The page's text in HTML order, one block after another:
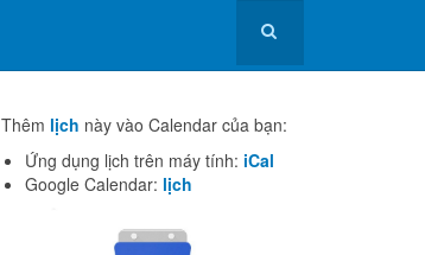
Thêm lịch này vào Calendar của bạn:
Ứng dụng lịch trên máy tính: iCal
Google Calendar: lịch